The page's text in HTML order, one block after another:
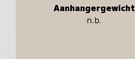
Aanhangergewicht
n.b.